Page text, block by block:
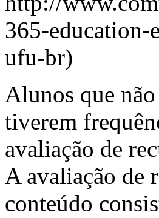
365-education-
ufu-br)
Alunos que
tiverem
avaliação de
A avaliação de
conteúdo